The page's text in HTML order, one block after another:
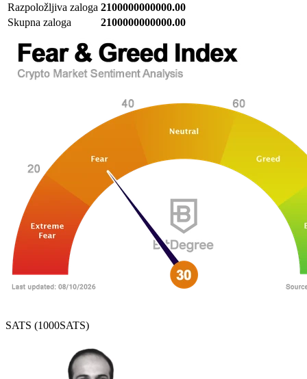
Razpoložljiva zaloga 2100000000000.00
Skupna zaloga
2100000000000.00
SATS (1000SATS)